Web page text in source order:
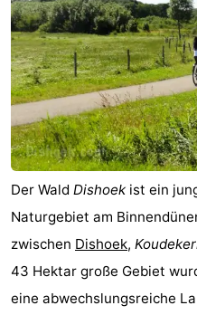
Der Wald Dishoek ist ein
Naturgebiet am
zwischen Dishoek,
43 Hektar große Gebiet
eine abwechslungsreiche